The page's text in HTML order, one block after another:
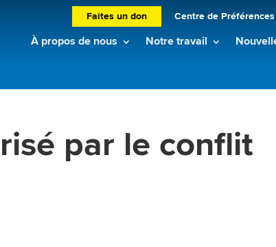
Faites un don Centre de
À propos de nous Notre travail
par le conflit